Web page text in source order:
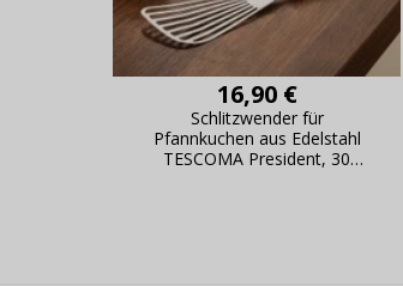
16,90 €
Schlitzwender für
Pfannkuchen aus Edelstahl
TESCOMA President, 30